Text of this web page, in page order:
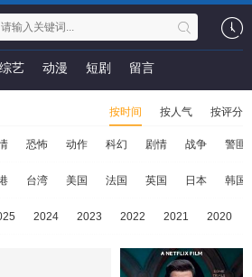
综艺 动漫 短剧 留言
按时间 按人气 按评分
恐怖 动作 科幻 剧情 战争 警匪
台湾 美国 法国 英国 日本 韩国
2024 2023 2022 2021 2020